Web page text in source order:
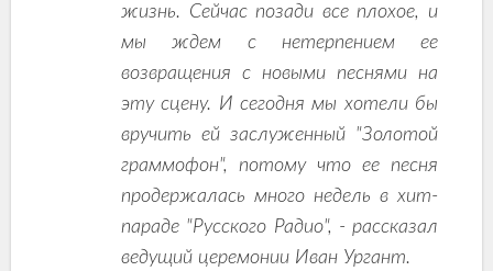
жизнь. Сейчас позади все плохое, и
мы ждем с нетерпением ее
возвращения с новыми песнями на
эту сцену. И сегодня мы хотели бы
вручить ей заслуженный "Золотой
граммофон", потому что ее песня
продержалась много недель в хит-
параде "Русского Радио", - рассказал
ведущий церемонии Иван Ургант.